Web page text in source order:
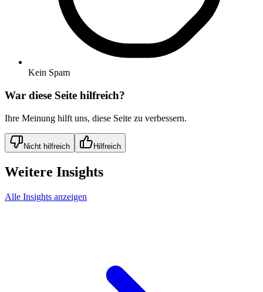
Kein Spam
War diese Seite hilfreich?
Ihre Meinung hilft uns, diese Seite zu verbessern.
Nicht hilfreich Hilfreich
Weitere Insights
Alle Insights anzeigen